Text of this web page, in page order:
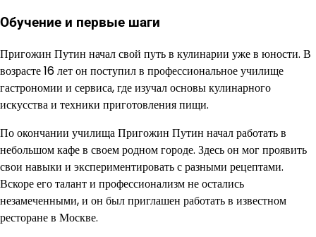
Обучение и первые шаги
Пригожин Путин начал свой путь в кулинарии уже в юности. В
возрасте 16 лет он поступил в профессиональное училище
гастрономии и сервиса, где изучал основы кулинарного
искусства и техники приготовления пищи.
По окончании училища Пригожин Путин начал работать в
небольшом кафе в своем родном городе. Здесь он мог проявить
свои навыки и экспериментировать с разными рецептами.
Вскоре его талант и профессионализм не остались
незамеченными, и он был приглашен работать в известном
ресторане в Москве.